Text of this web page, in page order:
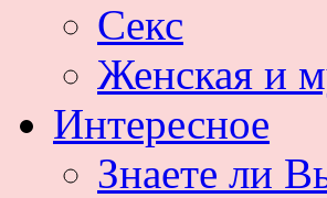
Секс
Женская и
Интересное
Знаете ли